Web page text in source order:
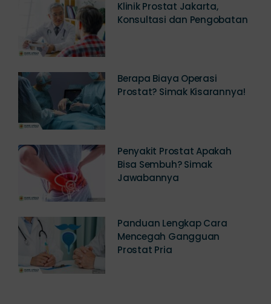
Klinik Prostat Jakarta,
Konsultasi dan Pengobatan
Berapa Biaya Operasi
Prostat? Simak Kisarannya!
Penyakit Prostat Apakah
Bisa Sembuh? Simak
Jawabannya
Panduan Lengkap Cara
Mencegah Gangguan
Prostat Pria